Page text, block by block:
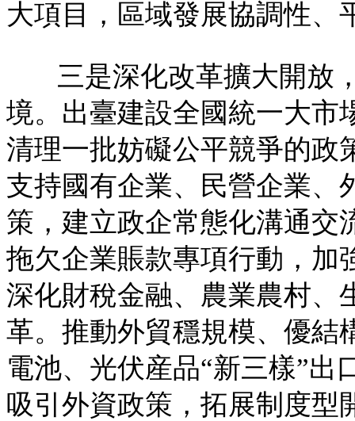
大項目，區域發展協調性、
三是深化改革擴大開放
境。出臺建設全國統一大市
清理一批妨礙公平競爭的政
支持國有企業、民營企業、
策，建立政企常態化溝通交
拖欠企業賬款專項行動，加
深化財稅金融、農業農村、
革。推動外貿穩規模、優結
電池、光伏産品“新三樣”出
吸引外資政策，拓展制度型